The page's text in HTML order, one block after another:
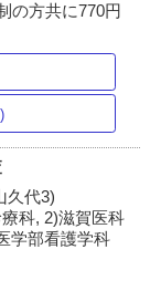
の方共に770円
久代3)
科, 2)滋賀医科
学部看護学科